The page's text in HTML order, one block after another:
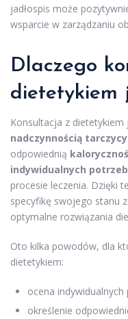
jadłospis może
wsparcie w zarządzaniu
Dlaczego
dietetykiem
Konsultacja z
nadczynnością tarczycy
odpowiednią
indywidualnych potrzeb
procesie leczenia. Dzięki
specyfikę swojego stanu
optymalne rozwiązania
Oto kilka powodów, dla
dietetykiem:
ocena
określenie